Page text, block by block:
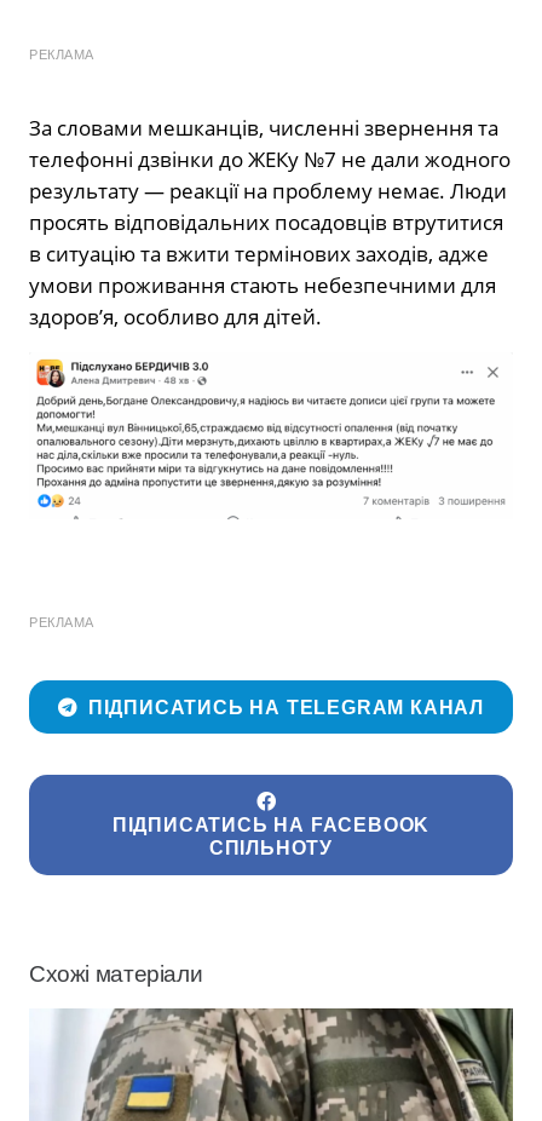
РЕКЛАМА
За словами мешканців, численні звернення та
телефонні дзвінки до ЖЕКу №7 не дали жодного
результату — реакції на проблему немає. Люди
просять відповідальних посадовців втрутитися
в ситуацію та вжити термінових заходів, адже
умови проживання стають небезпечними для
здоров’я, особливо для дітей.
РЕКЛАМА
ПІДПИСАТИСЬ НА TELEGRAM КАНАЛ
ПІДПИСАТИСЬ НА FACEBOOK
СПІЛЬНОТУ
Схожі матеріали